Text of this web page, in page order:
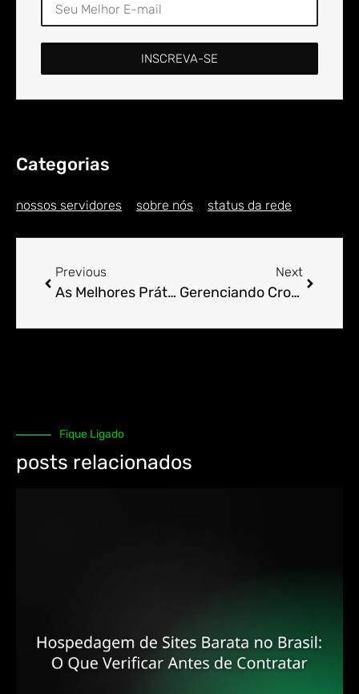
INSCREVA-SE
Categorias
nossos servidores sobre nós status da rede
Previous
As Melhores Práticas de Hospedagem e Gerenciamento de Domínios no cPanel.
Next
Gerenciando Cron Jobs eficientemente no cPanel.
Fique Ligado
posts relacionados